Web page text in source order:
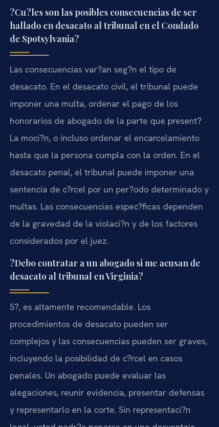
?Cu?les son las posibles consecuencias de ser
hallado en desacato al tribunal en el Condado
de Spotsylvania?
Las consecuencias var?an seg?n el tipo de
desacato. En el desacato civil, el tribunal puede
imponer una multa, ordenar el pago de los
honorarios de abogado de la parte que present?
La moci?n, o incluso ordenar el encarcelamiento
hasta que la persona cumpla con la orden. En el
desacato penal, el tribunal puede imponer una
sentencia de c?rcel por un per?odo determinado y
multas. Las consecuencias espec?ficas dependen
de la gravedad de la violaci?n y de los factores
considerados por el juez.
?Debo contratar a un abogado si me acusan de
desacato al tribunal en Virginia?
S?, es altamente recomendable. Los
procedimientos de desacato pueden ser
complejos y las consecuencias pueden ser graves,
incluyendo la posibilidad de c?rcel en casos
penales. Un abogado puede evaluar las
alegaciones, reunir evidencia, presentar defensas
y representarlo en la corte. Sin representaci?n